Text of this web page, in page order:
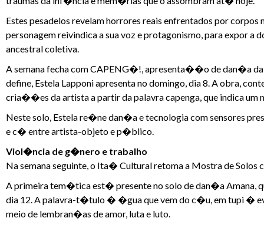
Estes pesadelos revelam horrores reais enfrentados por
personagem reivindica a sua voz e protagonismo, para expor
ancestral coletiva.
A semana fecha com CAPENG�!, apresenta��o de dan�a
define, Estela Lapponi apresenta no domingo, dia 8. A obra,
cria��es da artista a partir da palavra capenga, que indica
Neste solo, Estela re�ne dan�a e tecnologia com sensores
e c� entre artista-objeto e p�blico.
Viol�ncia de g�nero e trabalho
Na semana seguinte, o Ita� Cultural retoma a Mostra de
A primeira tem�tica est� presente no solo de dan�a Amana,
dia 12. A palavra-t�tulo � �gua que vem do c�u, em tupi �
meio de lembran�as de amor, luta e luto.